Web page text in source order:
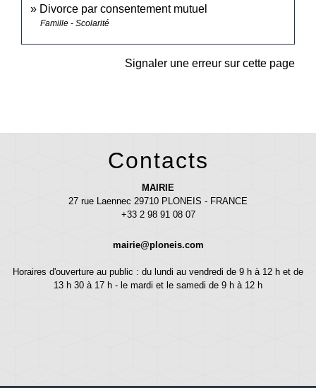
Divorce par consentement mutuel
Famille - Scolarité
Signaler une erreur sur cette page
Contacts
MAIRIE
27 rue Laennec 29710 PLONEIS - FRANCE
+33 2 98 91 08 07
mairie@ploneis.com
Horaires d'ouverture au public : du lundi au vendredi de 9 h à 12 h et de
13 h 30 à 17 h - le mardi et le samedi de 9 h à 12 h